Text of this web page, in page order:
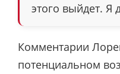
этого выйдет. Я
Комментарии
потенциальном